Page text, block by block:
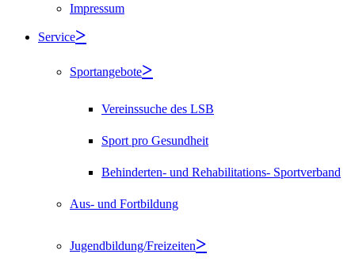
Impressum
Service
Sportangebote
Vereinssuche des LSB
Sport pro Gesundheit
Behinderten- und Rehabilitations- Sportverband
Aus- und Fortbildung
Jugendbildung/Freizeiten